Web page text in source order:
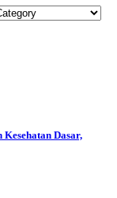
Dasar,